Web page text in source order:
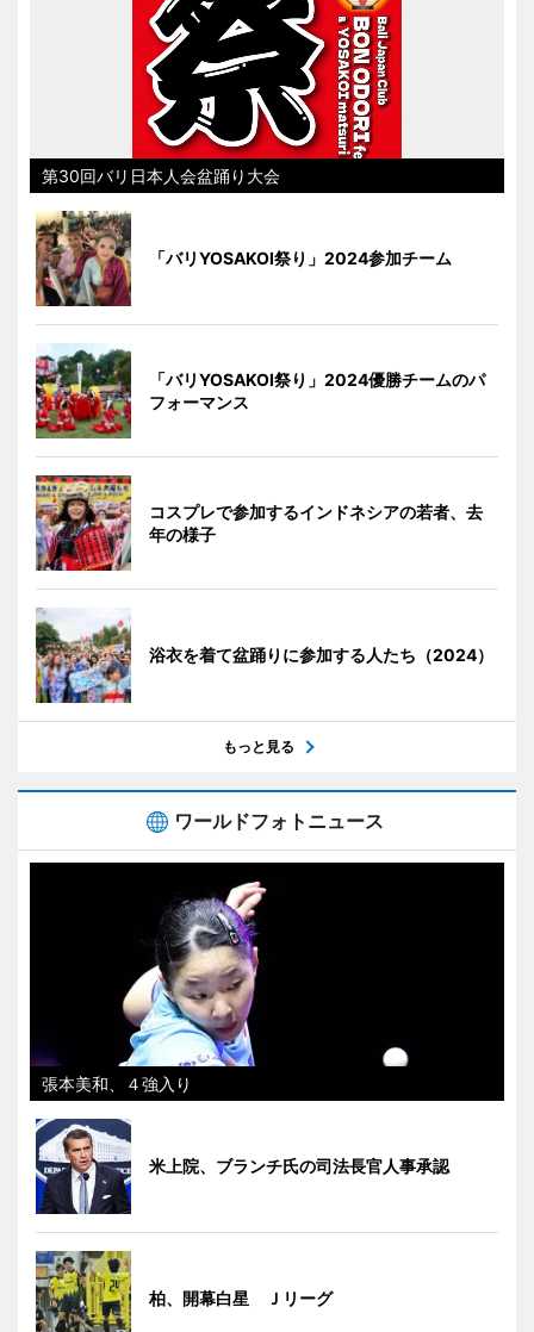
第30回バリ日本人会盆踊り大会
「バリYOSAKOI祭り」2024参加チーム
「バリYOSAKOI祭り」2024優勝チームのパ
フォーマンス
コスプレで参加するインドネシアの若者、去
年の様子
浴衣を着て盆踊りに参加する人たち（2024）
もっと見る
ワールドフォトニュース
張本美和、４強入り
米上院、ブランチ氏の司法長官人事承認
柏、開幕白星 Ｊリーグ